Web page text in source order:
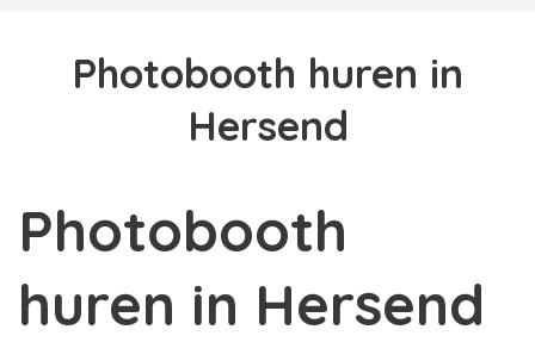
Photobooth huren in
Hersend
Photobooth
huren in Hersend